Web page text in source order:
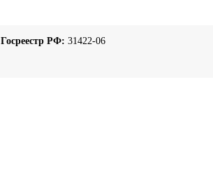
Госреестр РФ: 31422-06